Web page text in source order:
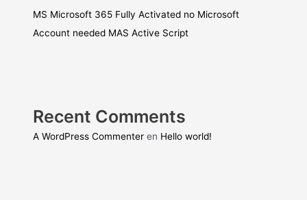
MS Microsoft 365 Fully Activated no Microsoft
Account needed MAS Active Script
Recent Comments
A WordPress Commenter en Hello world!